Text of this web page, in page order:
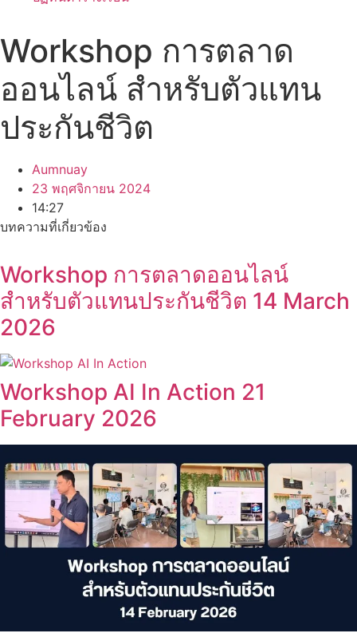
Workshop การตลาด
ออนไลน์ สำหรับตัวแทน
ประกันชีวิต
Aumnuay
23 พฤศจิกายน 2024
14:27
บทความที่เกี่ยวข้อง
Workshop การตลาดออนไลน์
สำหรับตัวแทนประกันชีวิต 14 March
2026
Workshop AI In Action 21
February 2026